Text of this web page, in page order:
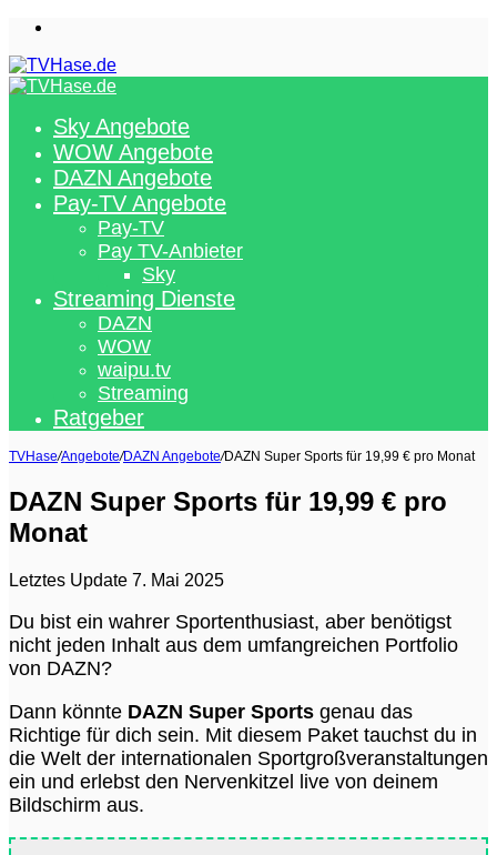
Sky Angebote
WOW Angebote
DAZN Angebote
Pay-TV Angebote
Pay-TV
Pay TV-Anbieter
Sky
Streaming Dienste
DAZN
WOW
waipu.tv
Streaming
Ratgeber
TVHase/Angebote/DAZN Angebote/DAZN Super Sports für 19,99 € pro Monat
DAZN Super Sports für 19,99 € pro
Monat
Letztes Update 7. Mai 2025
Du bist ein wahrer Sportenthusiast, aber benötigst
nicht jeden Inhalt aus dem umfangreichen Portfolio
von DAZN?
Dann könnte DAZN Super Sports genau das
Richtige für dich sein. Mit diesem Paket tauchst du in
die Welt der internationalen Sportgroßveranstaltungen
ein und erlebst den Nervenkitzel live von deinem
Bildschirm aus.